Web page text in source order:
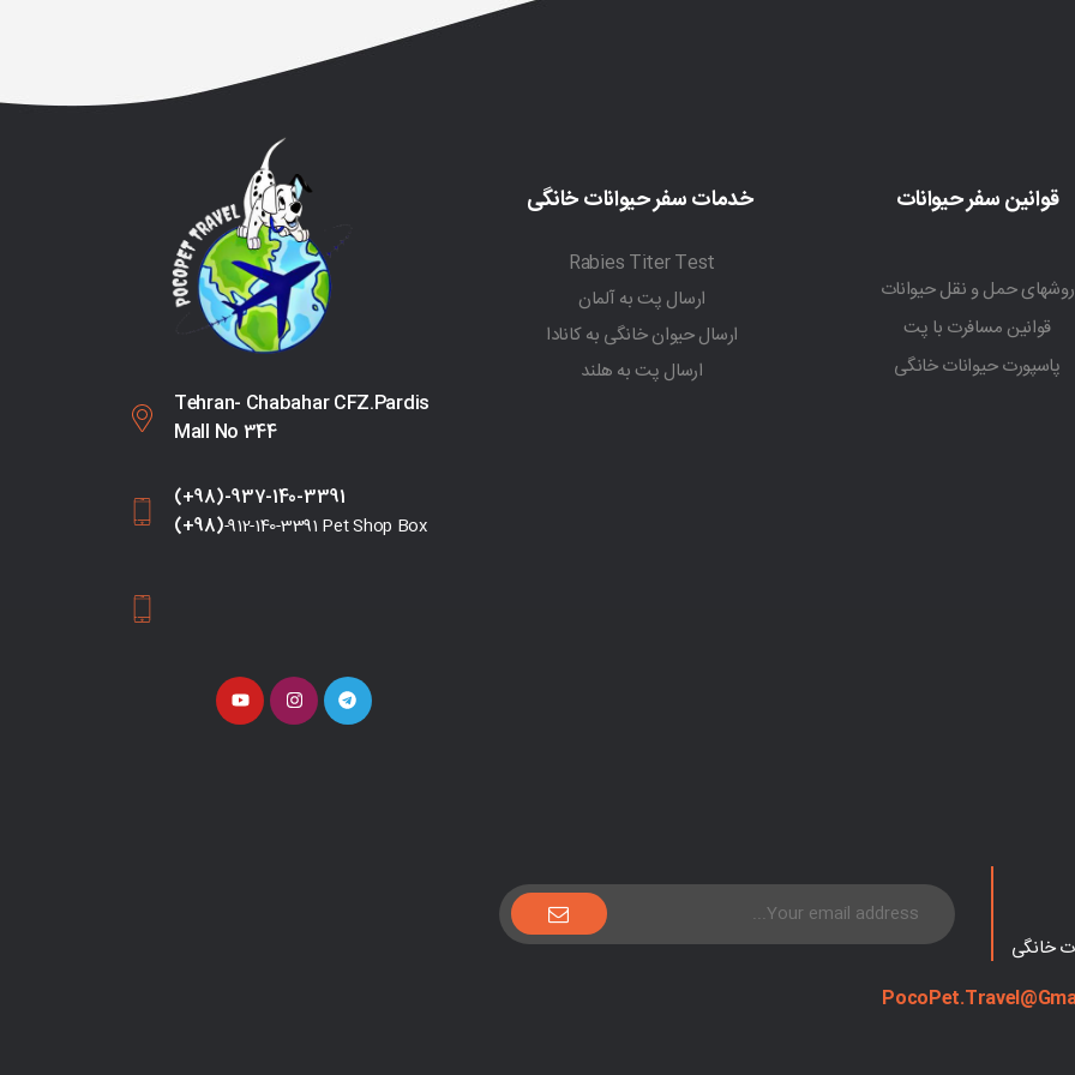
قوانین سفر حیوانات
روشهای حمل و نقل حیوانات
قوانین مسافرت با پت
پاسپورت حیوانات خانگی
خدمات سفر حیوانات خانگی
Rabies Titer Test
ارسال پت به آلمان
ارسال حیوان خانگی به کانادا
ارسال پت به هلند
Tehran- Chabahar CFZ.Pardis
Mall No 344
(+98)-937-140-3391
(+98)-912-140-3391 Pet Shop Box
خانگی